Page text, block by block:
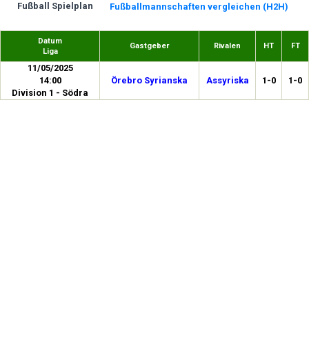
Fußball Spielplan Fußballmannschaften vergleichen (H2H)
Datum
Liga
Gastgeber Rivalen HT FT
11/05/2025
14:00
Division 1 - Södra
Örebro Syrianska Assyriska 1-0 1-0